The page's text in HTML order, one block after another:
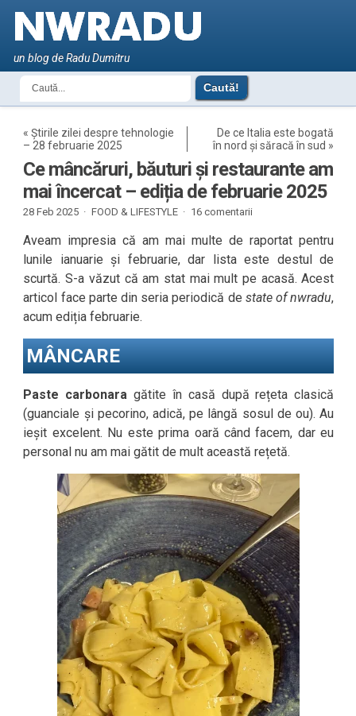
un blog de Radu Dumitru
«Știrile zilei despre tehnologie
– 28 februarie 2025
De ce Italia este bogată
în nord și săracă în sud »
Ce mâncăruri, băuturi și restaurante am
mai încercat – ediția de februarie 2025
28 Feb 2025 · FOOD & LIFESTYLE · 16 comentarii
Aveam impresia că am mai multe de raportat pentru
lunile ianuarie și februarie, dar lista este destul de
scurtă. S-a văzut că am stat mai mult pe acasă. Acest
articol face parte din seria periodică de state of nwradu,
acum ediția februarie.
MÂNCARE
Paste carbonara gătite în casă după rețeta clasică
(guanciale și pecorino, adică, pe lângă sosul de ou). Au
ieșit excelent. Nu este prima oară când facem, dar eu
personal nu am mai gătit de mult această rețetă.